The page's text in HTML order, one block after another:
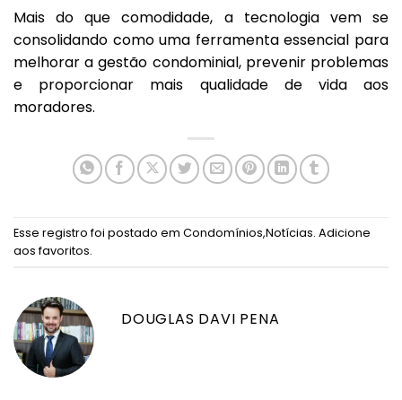
Mais do que comodidade, a tecnologia vem se
consolidando como uma ferramenta essencial para
melhorar a gestão condominial, prevenir problemas
e proporcionar mais qualidade de vida aos
moradores.
Esse registro foi postado em Condomínios,Notícias. Adicione
aos favoritos.
DOUGLAS DAVI PENA